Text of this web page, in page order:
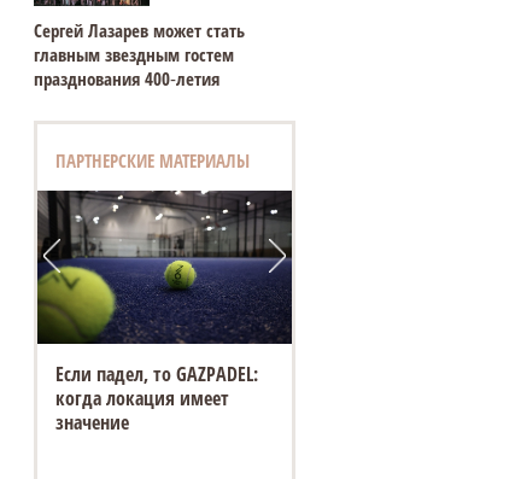
Сергей Лазарев может стать
главным звездным гостем
празднования 400‑летия
ПАРТНЕРСКИЕ МАТЕРИАЛЫ
Если падел, то GAZPADEL:
когда локация имеет
значение